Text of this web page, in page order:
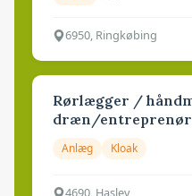
6950, Ringkøbing
Rørlægger /
dræn/
Anlæg Kloak
4690, Haslev